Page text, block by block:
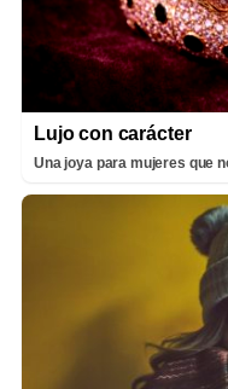
Lujo con carácter
Una joya para mujeres que